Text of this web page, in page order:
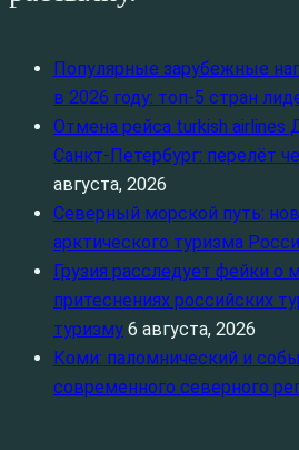
Популярные зарубежные
в 2026 году: топ‑5 стран
Отмена рейса turkish airlines
Санкт‑Петербург: перелёт
августа, 2026
Северный морской путь:
арктического туризма
Грузия расследует фейки о
притеснениях российских
туризму 6 августа, 2026
Коми: паломнический и
современного северного